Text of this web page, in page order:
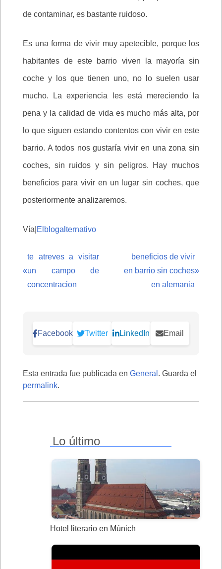
de contaminar, es bastante ruidoso.
Es una forma de vivir muy apetecible, porque los
habitantes de este barrio viven la mayoría sin
coche y los que tienen uno, no lo suelen usar
mucho. La experiencia les está mereciendo la
pena y la calidad de vida es mucho más alta, por
lo que siguen estando contentos con vivir en este
barrio. A todos nos gustaría vivir en una zona sin
coches, sin ruidos y sin peligros. Hay muchos
beneficios para vivir en un lugar sin coches, que
posteriormente analizaremos.
Vía| Elblogalternativo
«
te atreves a visitar
un campo de
concentracion
beneficios de vivir
en barrio sin coches
en alemania
»
Facebook Twitter LinkedIn Email
Esta entrada fue publicada en General . Guarda el
permalink.
Lo último
Hotel literario en Múnich